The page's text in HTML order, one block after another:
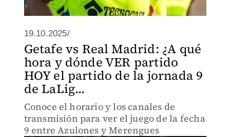
19.10.2025/
Getafe vs Real Madrid: ¿A qué
hora y dónde VER partido
HOY el partido de la jornada 9
de LaLig...
Conoce el horario y los canales de
transmisión para ver el juego de la fecha
9 entre Azulones y Merengues